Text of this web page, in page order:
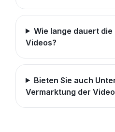
Wie lange dauert
Videos?
Bieten Sie auch
Vermarktung der